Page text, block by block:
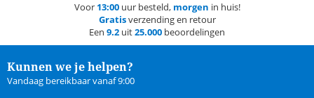
Voor 13:00uur besteld, morgen in huis!
Gratisverzending en retour
Een 9.2 uit25.000 beoordelingen
Kunnen we je helpen?
Vandaag bereikbaar vanaf 9:00